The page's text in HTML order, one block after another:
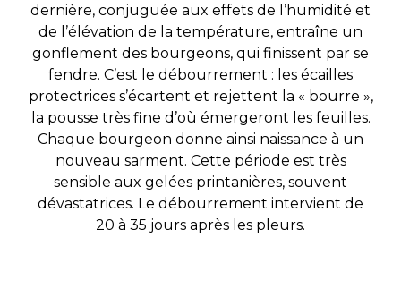
dernière, conjuguée aux effets de l’humidité et
de l’élévation de la température, entraîne un
gonflement des bourgeons, qui finissent par se
fendre. C’est le débourrement : les écailles
protectrices s’écartent et rejettent la « bourre »,
la pousse très fine d’où émergeront les feuilles.
Chaque bourgeon donne ainsi naissance à un
nouveau sarment. Cette période est très
sensible aux gelées printanières, souvent
dévastatrices. Le débourrement intervient de
20 à 35 jours après les pleurs.